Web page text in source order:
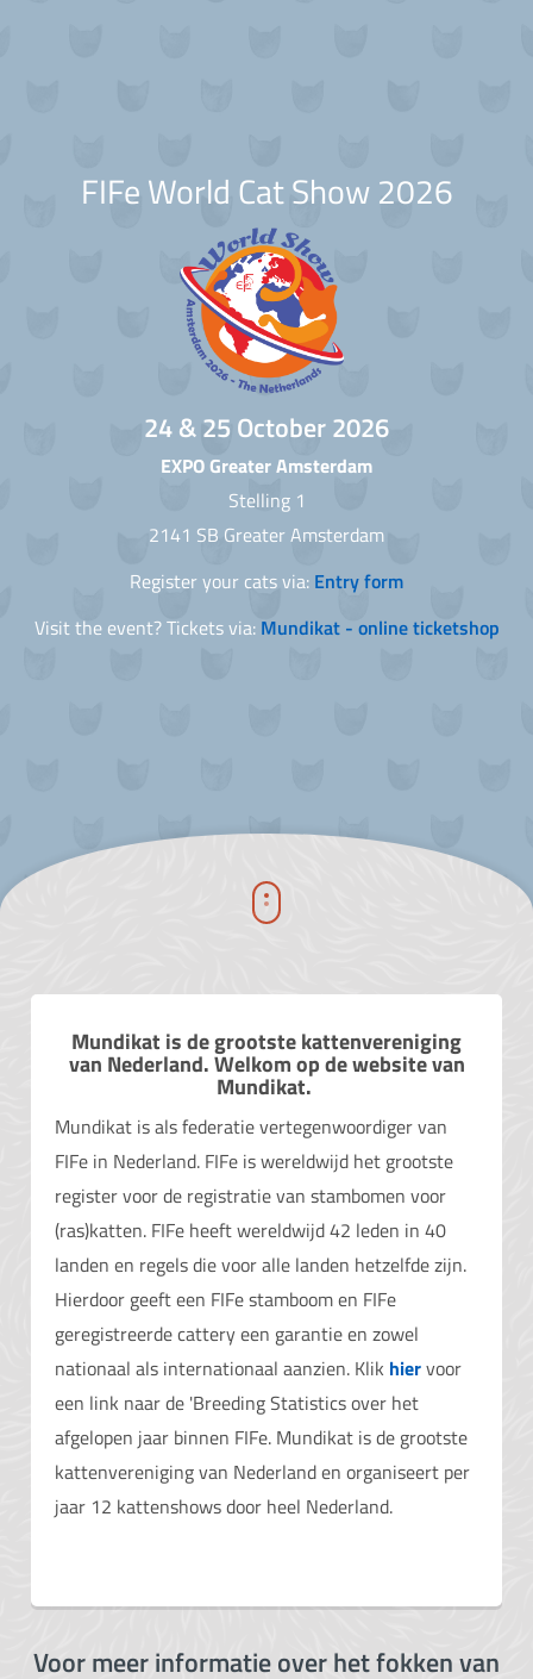
FIFe World Cat Show 2026
24 & 25 October 2026
EXPO Greater Amsterdam
Stelling 1
2141 SB Greater Amsterdam
Register your cats via: Entry form
Visit the event? Tickets via: Mundikat - online ticketshop
Mundikat is de grootste kattenvereniging
van Nederland. Welkom op de website van
Mundikat.
Mundikat is als federatie vertegenwoordiger van
FIFe in Nederland. FIFe is wereldwijd het grootste
register voor de registratie van stambomen voor
(ras)katten. FIFe heeft wereldwijd 42 leden in 40
landen en regels die voor alle landen hetzelfde zijn.
Hierdoor geeft een FIFe stamboom en FIFe
geregistreerde cattery een garantie en zowel
nationaal als internationaal aanzien. Klik hiervoor
een link naar de 'Breeding Statistics over het
afgelopen jaar binnen FIFe. Mundikat is de grootste
kattenvereniging van Nederland en organiseert per
jaar 12 kattenshows door heel Nederland.
Voor meer informatie over het fokken van